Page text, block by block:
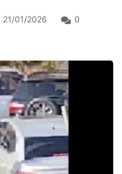
21/01/2026
0